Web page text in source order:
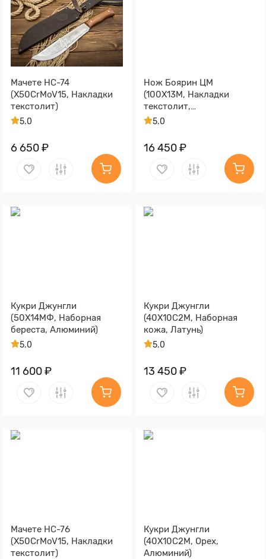
Мачете НС-74
(X50CrMoV15, Накладки
текстолит)
5.0
6 650 ₽
Нож Боярин ЦМ
(100Х13М, Накладки
текстолит,
Пескоструйная
5.0
16 450 ₽
Кукри Джунгли
(50Х14МФ, Наборная
береста, Алюминий)
5.0
11 600 ₽
Кукри Джунгли
(40Х10С2М, Наборная
кожа, Латунь)
5.0
13 450 ₽
Мачете НС-76
(X50CrMoV15, Накладки
текстолит)
Кукри Джунгли
(40Х10С2М, Орех,
Алюминий)